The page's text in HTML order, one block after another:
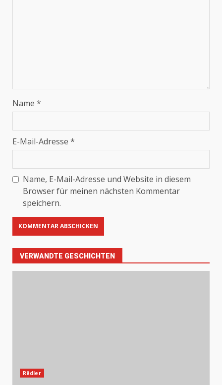
Name *
E-Mail-Adresse *
Name, E-Mail-Adresse und Website in diesem
Browser für meinen nächsten Kommentar
speichern.
VERWANDTE GESCHICHTEN
Rädler